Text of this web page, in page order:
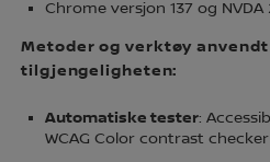
Chrome versjon 137 og NVDA
Metoder og verktøy
tilgjengeligheten:
Automatiske tester:
WCAG Color contrast checker